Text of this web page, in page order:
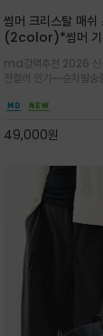
썸머 크리스탈 매쉬
(2color)*썸머 기
세한 메쉬 짜임 위
md강력추천 2026 신
전컬러 인기~~순차발
하게 좋으며 가볍고 시
49,000원